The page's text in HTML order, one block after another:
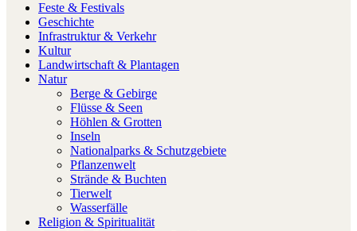
Feste & Festivals
Geschichte
Infrastruktur & Verkehr
Kultur
Landwirtschaft & Plantagen
Natur
Berge & Gebirge
Flüsse & Seen
Höhlen & Grotten
Inseln
Nationalparks & Schutzgebiete
Pflanzenwelt
Strände & Buchten
Tierwelt
Wasserfälle
Religion & Spiritualität